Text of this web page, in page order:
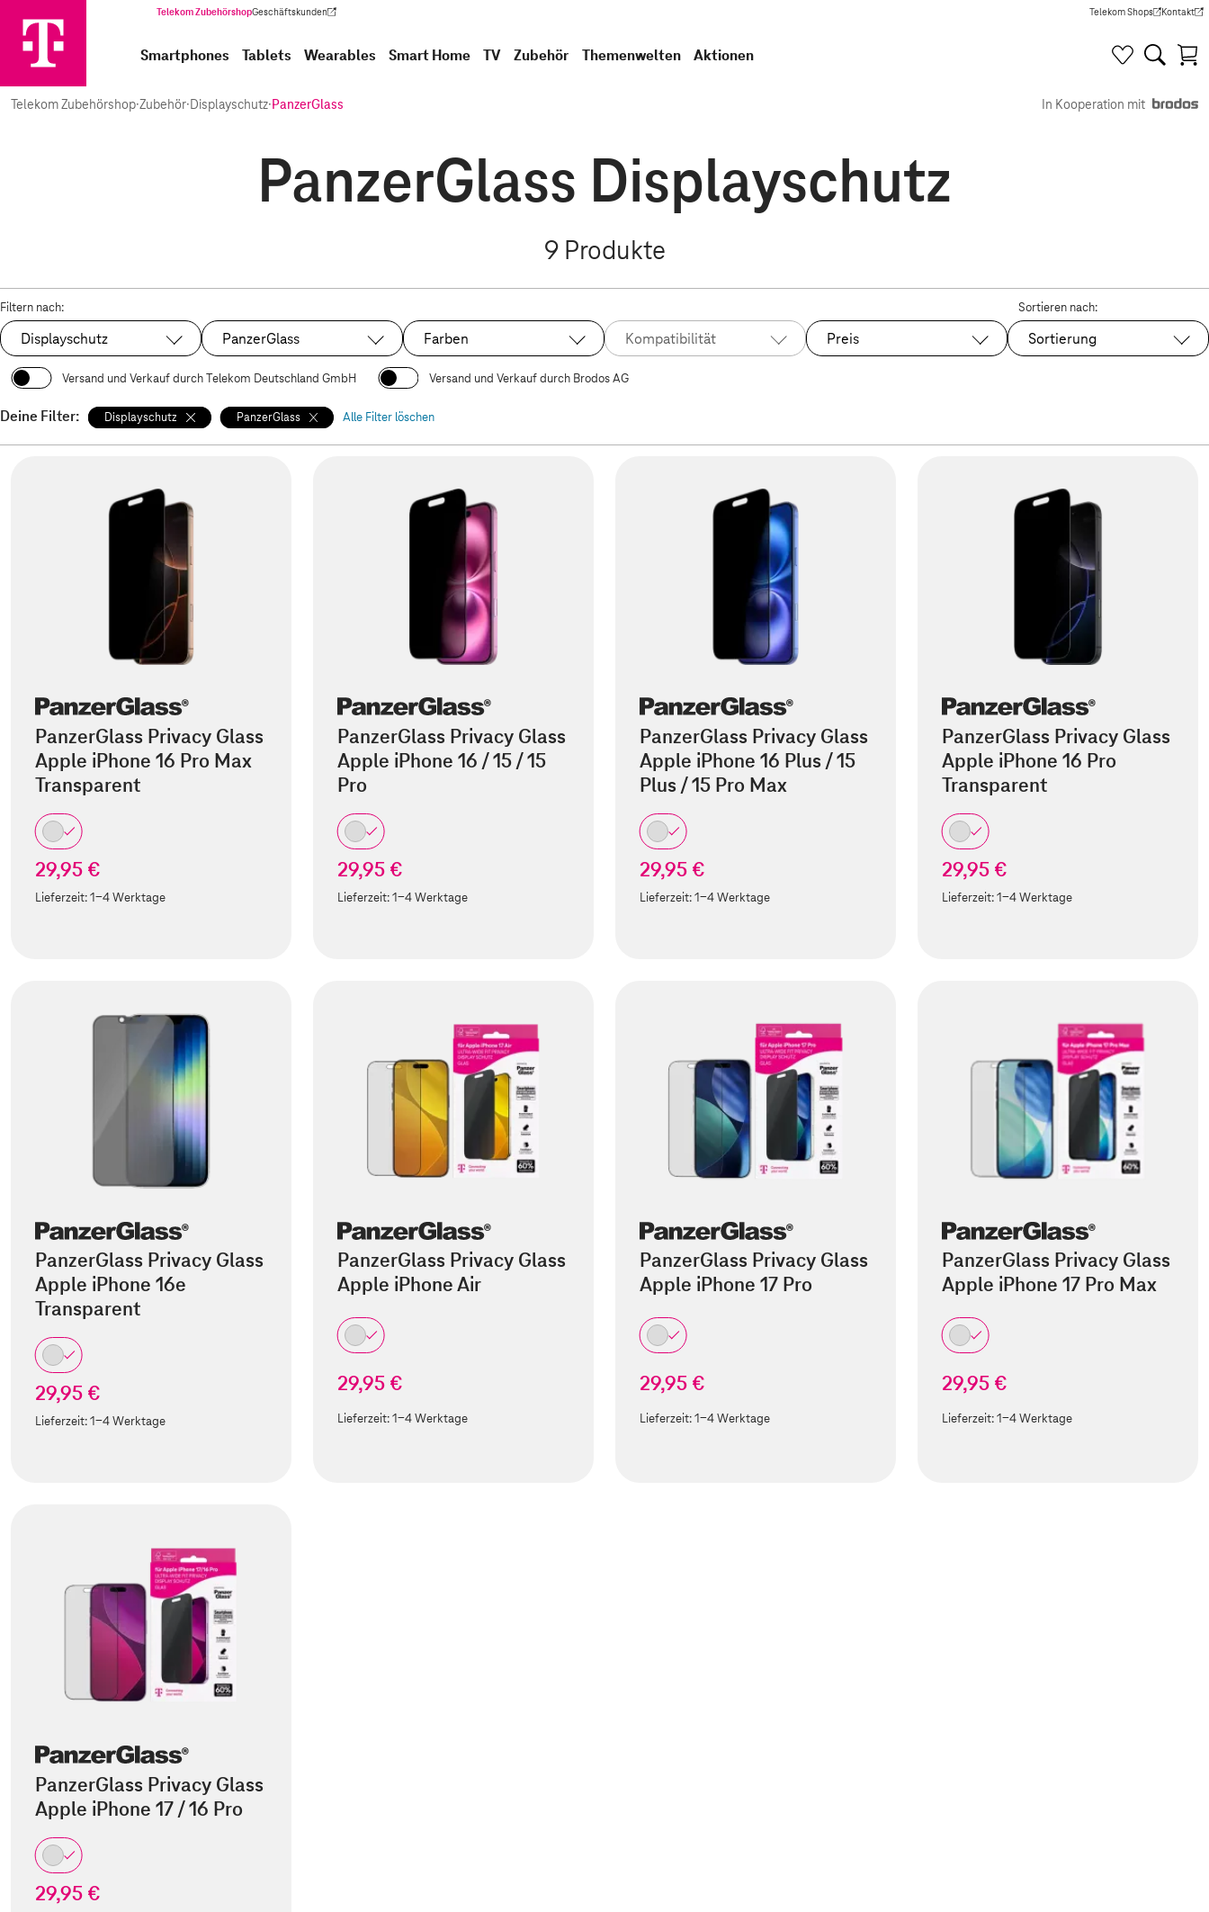
Telekom ZubehörshopGeschäftskunden
(Wird in einem neuen Tab geöffnet) Telekom Shops
(Wird in einem neuen Tab
Kontakt
(Wird in
Smartphones Tablets Wearables Smart Home TV Zubehör Themenwelten Aktionen
Telekom Zubehörshop·Zubehör·Displayschutz·PanzerGlass In Kooperation mit
PanzerGlass Displayschutz
9 Produkte
Filtern nach:
Ausgewählt:
Displayschutz Ausgewählt:
PanzerGlass Farben Kompatibilität Preis
Sortieren nach:
Sortierung
Versand und Verkauf durch Telekom Deutschland GmbH Versand und Verkauf durch Brodos AG
Deine Filter: Displayschutz PanzerGlass Alle Filter löschen
PanzerGlass Privacy Glass
Apple iPhone 16 Pro Max
Transparent
29,95 €
Lieferzeit:1-4 Werktage
PanzerGlass Privacy Glass
Apple iPhone 16 / 15 / 15
Pro
29,95 €
Lieferzeit:1-4 Werktage
PanzerGlass Privacy Glass
Apple iPhone 16 Plus / 15
Plus / 15 Pro Max
29,95 €
Lieferzeit:1-4 Werktage
PanzerGlass Privacy Glass
Apple iPhone 16 Pro
Transparent
29,95 €
Lieferzeit:1-4 Werktage
PanzerGlass Privacy Glass
Apple iPhone 16e
Transparent
29,95 €
Lieferzeit:1-4 Werktage
PanzerGlass Privacy Glass
Apple iPhone Air
29,95 €
Lieferzeit:1-4 Werktage
PanzerGlass Privacy Glass
Apple iPhone 17 Pro
29,95 €
Lieferzeit:1-4 Werktage
PanzerGlass Privacy Glass
Apple iPhone 17 Pro Max
29,95 €
Lieferzeit:1-4 Werktage
PanzerGlass Privacy Glass
Apple iPhone 17 / 16 Pro
29,95 €